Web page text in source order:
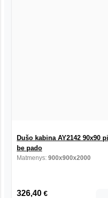
Dušo kabina AY2142 90x90
be pado
Matmenys: 900x900x2000
326,40 €